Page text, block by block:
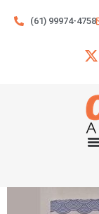
(61) 99974-4758